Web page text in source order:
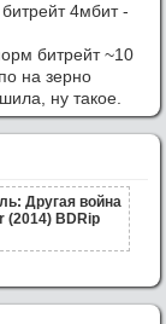
4мбит -
битрейт ~10
на зерно
ну такое.
Другая война
(2014) BDRip